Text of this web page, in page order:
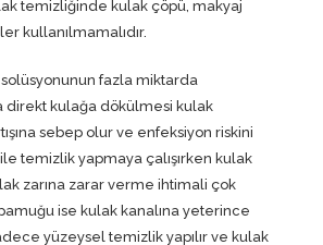
temizliğinde kulak çöpü, makyaj
kullanılmamalıdır.
fazla miktarda
direkt kulağa dökülmesi kulak
sebep olur ve enfeksiyon riskini
ile temizlik yapmaya çalışırken kulak
zarına zarar verme ihtimali çok
ise kulak kanalına yeterince
yüzeysel temizlik yapılır ve kulak